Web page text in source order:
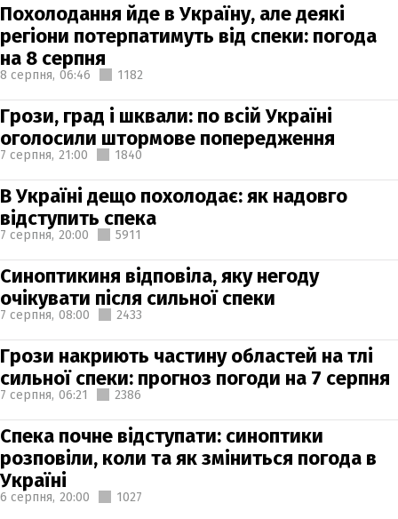
Похолодання йде в Україну, але деякі
регіони потерпатимуть від спеки: погода
на 8 серпня
8 серпня, 06:46 1182
Грози, град і шквали: по всій Україні
оголосили штормове попередження
7 серпня, 21:00 1840
В Україні дещо похолодає: як надовго
відступить спека
7 серпня, 20:00 5911
Синоптикиня відповіла, яку негоду
очікувати після сильної спеки
7 серпня, 08:00 2433
Грози накриють частину областей на тлі
сильної спеки: прогноз погоди на 7 серпня
7 серпня, 06:21 2386
Спека почне відступати: синоптики
розповіли, коли та як зміниться погода в
Україні
6 серпня, 20:00 1027